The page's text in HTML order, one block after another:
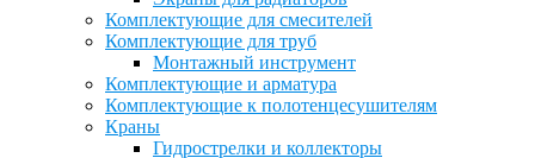
Комплектующие для смесителей
Комплектующие для труб
Монтажный инструмент
Комплектующие и арматура
Комплектующие к полотенцесушителям
Краны
Гидрострелки и коллекторы